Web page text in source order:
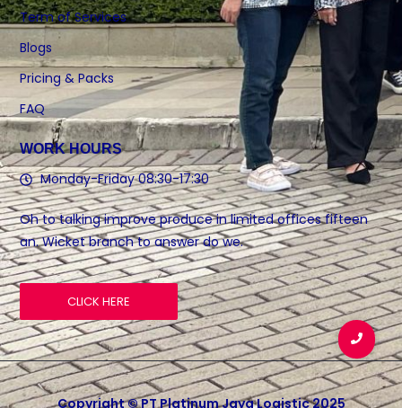
Term of Services
Blogs
Pricing & Packs
FAQ
WORK HOURS
Monday-Friday 08:30-17:30
Oh to talking improve produce in limited offices fifteen
an. Wicket branch to answer do we.
CLICK HERE
Copyright © PT Platinum Jaya Logistic 2025